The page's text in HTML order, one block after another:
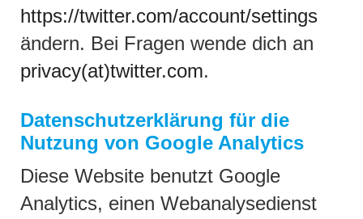
https://twitter.com/account/settings
ändern. Bei Fragen wende dich an
privacy(at)twitter.com.
Datenschutzerklärung für die
Nutzung von Google Analytics
Diese Website benutzt Google
Analytics, einen Webanalysedienst